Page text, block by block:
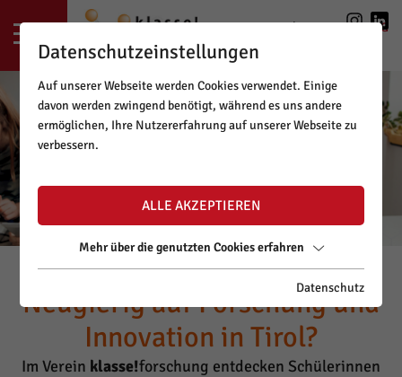
LOGIN|REGISTRIERUNG
Neugierig auf Forschung und
Innovation in Tirol?
Im Verein klasse!forschung entdecken Schülerinnen
Datenschutzeinstellungen
Auf unserer Webseite werden Cookies verwendet. Einige
davon werden zwingend benötigt, während es uns andere
ermöglichen, Ihre Nutzererfahrung auf unserer Webseite zu
verbessern.
ALLE AKZEPTIEREN
Mehr über die genutzten Cookies erfahren
Datenschutz